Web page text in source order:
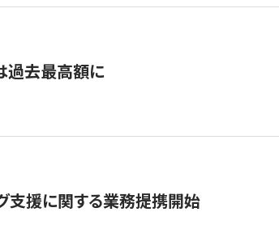
過去最高額に
支援に関する業務提携開始